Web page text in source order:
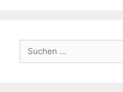
Suchen
nach: